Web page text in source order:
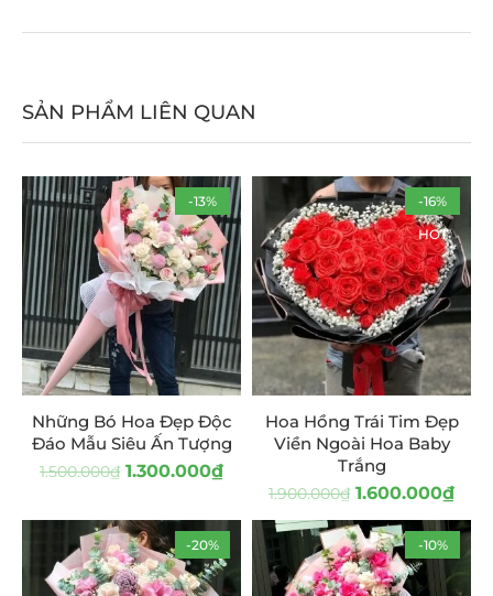
SẢN PHẨM LIÊN QUAN
-13%
Những Bó Hoa Đẹp Độc
Đáo Mẫu Siêu Ấn Tượng
1.500.000₫ 1.300.000₫
-16%
HOT
Hoa Hồng Trái Tim Đẹp
Viền Ngoài Hoa Baby
Trắng
1.900.000₫ 1.600.000₫
-20% -10%